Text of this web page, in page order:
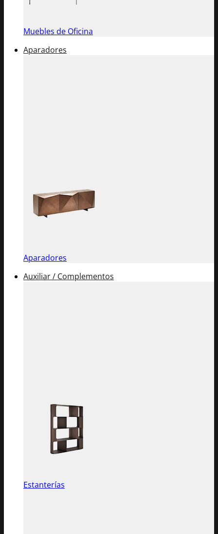
Muebles de Oficina
Aparadores
Aparadores
Auxiliar / Complementos
Estanterías